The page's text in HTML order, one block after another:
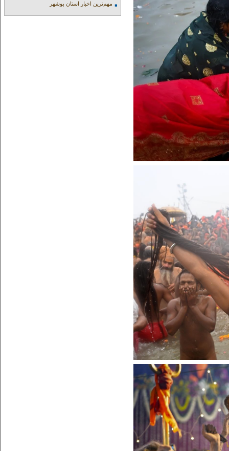
مهم‌ترین اخبار استان بوشهر